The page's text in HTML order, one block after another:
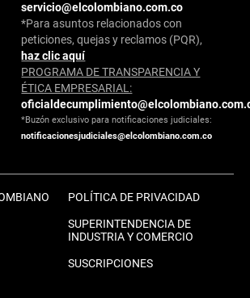
servicio@elcolombiano.com.co
*Para asuntos relacionados con
peticiones, quejas y reclamos (PQR),
haz clic aquí
PROGRAMA DE TRANSPARENCIA Y
ÉTICA EMPRESARIAL:
*Buzón exclusivo para notificaciones judiciales:
notificacionesjudiciales@elcolombiano.com.co
POLÍTICA DE PRIVACIDAD
SUPERINTENDENCIA DE
INDUSTRIA Y COMERCIO
SUSCRIPCIONES